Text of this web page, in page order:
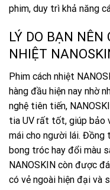
phim, duy trì khả năng
LÝ DO BẠN NÊN
NHIỆT
Phim cách nhiệt
hàng đầu hiện nay nhờ
nghệ tiên tiến,
tia UV rất tốt, giúp bảo
mái cho người lái. Đồng
bong tróc hay đổi màu
NANOSKIN còn được
có vẻ ngoài hiện đại và